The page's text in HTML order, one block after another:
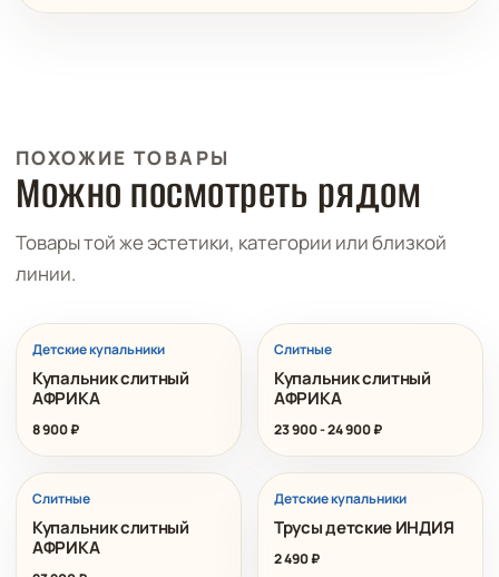
ПОХОЖИЕ ТОВАРЫ
Можно посмотреть рядом
Товары той же эстетики, категории или близкой
линии.
Детские купальники
Купальник слитный
АФРИКА
8 900₽
Слитные
Купальник слитный
АФРИКА
23 900-24 900₽
Слитные
Купальник слитный
АФРИКА
Детские купальники
Трусы детские ИНДИЯ
2 490₽